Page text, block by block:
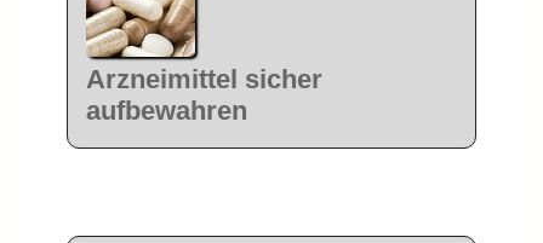
Arzneimittel sicher
aufbewahren